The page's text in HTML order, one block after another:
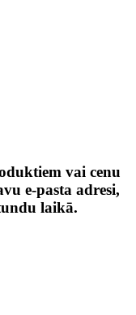
vai cenu
e-pasta adresi,
laikā.